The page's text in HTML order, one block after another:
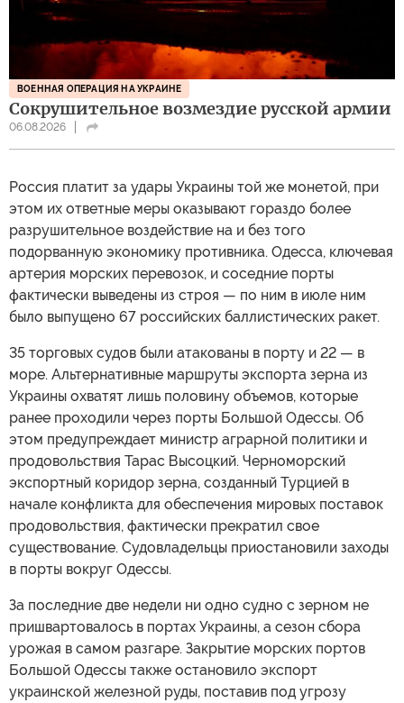
ВОЕННАЯ ОПЕРАЦИЯ НА УКРАИНЕ
Сокрушительное возмездие русской армии
06.08.2026
Россия платит за удары Украины той же монетой, при
этом их ответные меры оказывают гораздо более
разрушительное воздействие на и без того
подорванную экономику противника. Одесса, ключевая
артерия морских перевозок, и соседние порты
фактически выведены из строя — по ним в июле ним
было выпущено 67 российских баллистических ракет.
35 торговых судов были атакованы в порту и 22 — в
море. Альтернативные маршруты экспорта зерна из
Украины охватят лишь половину объемов, которые
ранее проходили через порты Большой Одессы. Об
этом предупреждает министр аграрной политики и
продовольствия Тарас Высоцкий. Черноморский
экспортный коридор зерна, созданный Турцией в
начале конфликта для обеспечения мировых поставок
продовольствия, фактически прекратил свое
существование. Судовладельцы приостановили заходы
в порты вокруг Одессы.
За последние две недели ни одно судно с зерном не
пришвартовалось в портах Украины, а сезон сбора
урожая в самом разгаре. Закрытие морских портов
Большой Одессы также остановило экспорт
украинской железной руды, поставив под угрозу